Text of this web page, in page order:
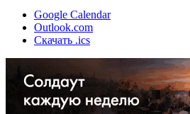
Google Calendar
Outlook.com
Скачать .ics